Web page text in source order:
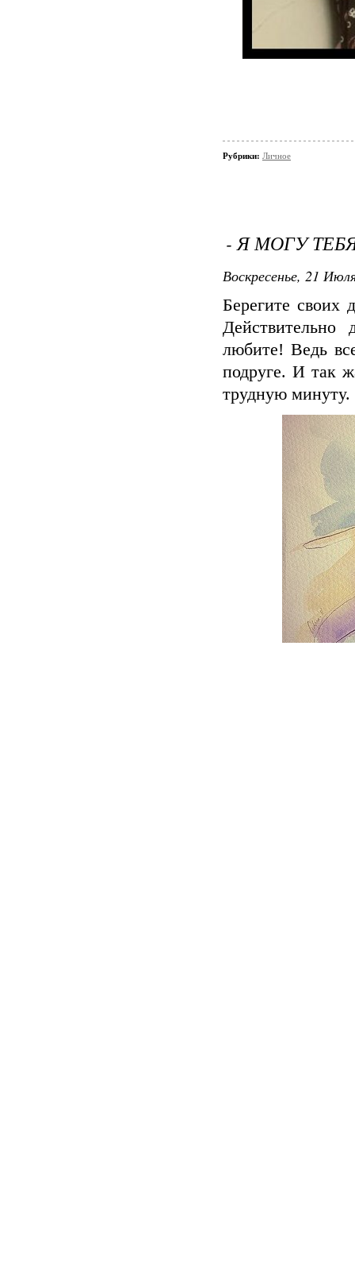
Рубрики: Личное
- Я МОГУ
Воскресенье, 21
Берегите своих
любите! Ведь
подруге. И так
трудную минуту.